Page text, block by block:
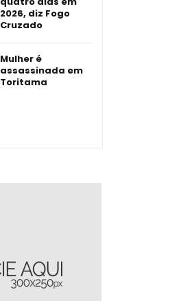
2026, diz Fogo
Cruzado
Mulher é
assassinada em
Toritama